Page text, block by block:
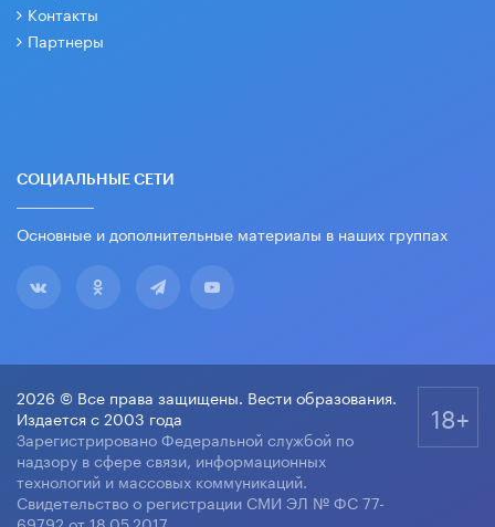
Контакты
Партнеры
СОЦИАЛЬНЫЕ СЕТИ
Основные и дополнительные материалы в наших группах
2026 © Все права защищены. Вести образования.
Издается с 2003 года
Зарегистрировано Федеральной службой по
надзору в сфере связи, информационных
технологий и массовых коммуникаций.
Свидетельство о регистрации СМИ ЭЛ № ФС 77-
18+